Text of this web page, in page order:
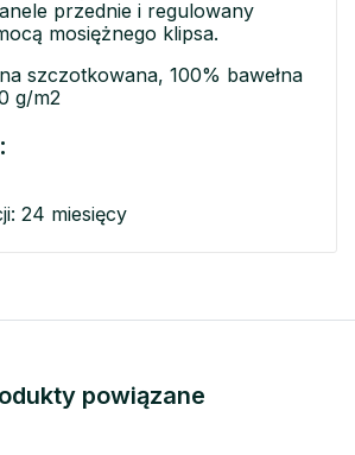
przednie i regulowany
mosiężnego klipsa.
szczotkowana, 100% bawełna
g/m2
24 miesięcy
powiązane